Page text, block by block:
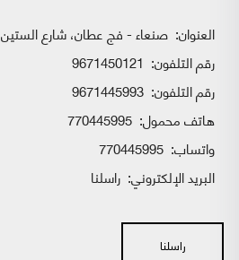
العنوان: صنعاء - فج عطان، شارع الستين
رقم التلفون: 9671450121
رقم التلفون: 9671445993
هاتف محمول: 770445995
واتساب:
البريد الإلكتروني: راسلنا
راسلنا